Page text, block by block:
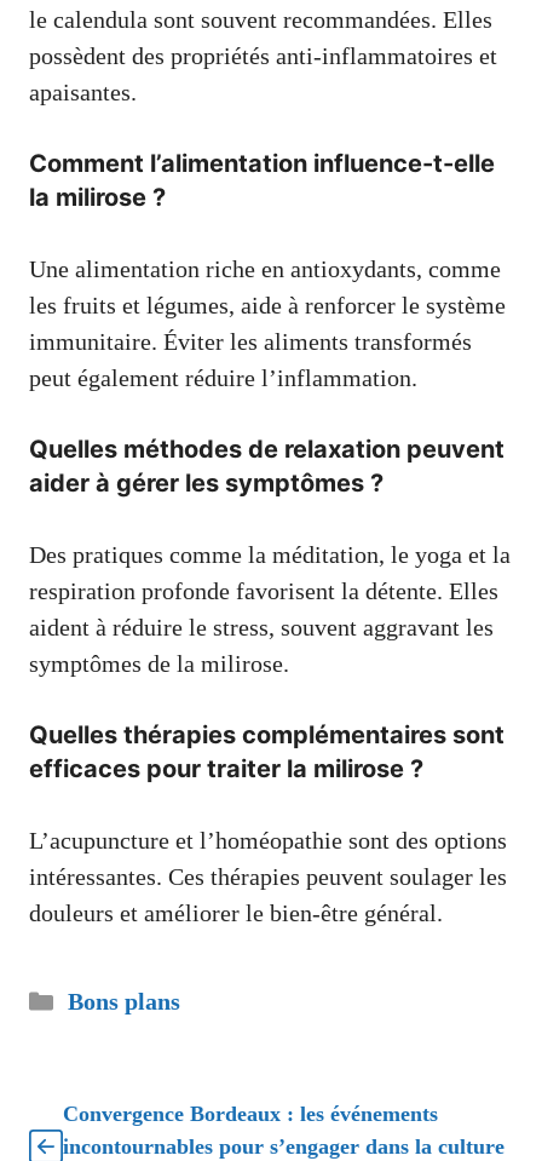
le calendula sont souvent recommandées. Elles
possèdent des propriétés anti-inflammatoires et
apaisantes.
Comment l’alimentation influence-t-elle
la milirose ?
Une alimentation riche en antioxydants, comme
les fruits et légumes, aide à renforcer le système
immunitaire. Éviter les aliments transformés
peut également réduire l’inflammation.
Quelles méthodes de relaxation peuvent
aider à gérer les symptômes ?
Des pratiques comme la méditation, le yoga et la
respiration profonde favorisent la détente. Elles
aident à réduire le stress, souvent aggravant les
symptômes de la milirose.
Quelles thérapies complémentaires sont
efficaces pour traiter la milirose ?
L’acupuncture et l’homéopathie sont des options
intéressantes. Ces thérapies peuvent soulager les
douleurs et améliorer le bien-être général.
Catégories
Bons plans
Convergence Bordeaux : les événements
incontournables pour s’engager dans la culture